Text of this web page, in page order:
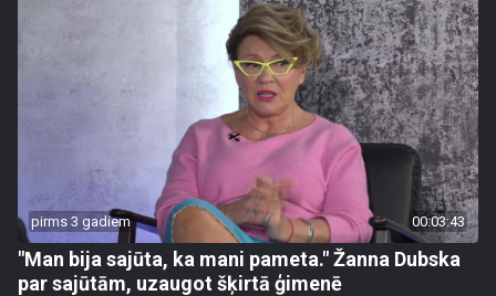
pirms 3 gadiem 00:03:43
"Man bija sajūta, ka mani pameta." Žanna Dubska
par sajūtām, uzaugot šķirtā ģimenē